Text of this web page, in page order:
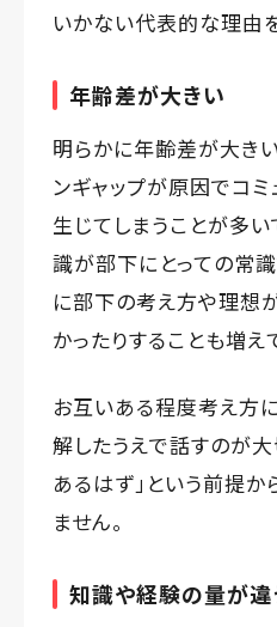
いかない代表的な理由
年齢差が大きい
明らかに年齢差が大き
ンギャップが原因でコ
生じてしまうことが多い
識が部下にとっての常
に部下の考え方や理想
かったりすることも増え
お互いある程度考え方
解したうえで話すのが大
あるはず」という前提
ません。
知識や経験の量が違